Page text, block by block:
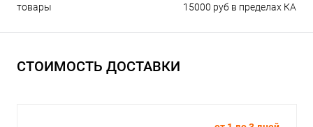
товары
15000 руб в пределах КАД
СТОИМОСТЬ ДОСТАВКИ